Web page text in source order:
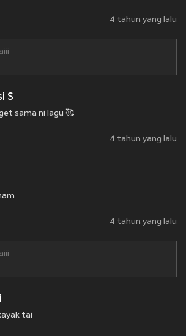
4 tahun yang lalu
S
sama ni lagu 🥰
4 tahun yang lalu
4 tahun yang lalu
tai